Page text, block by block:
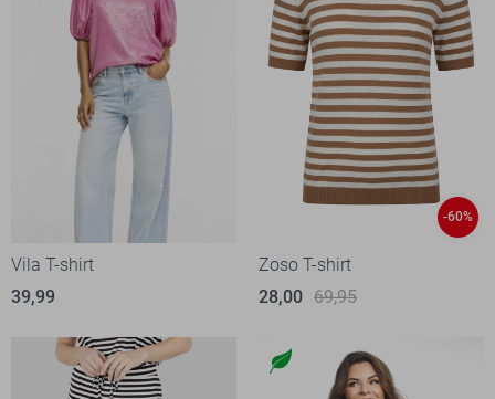
Vila T-shirt
39,99
-60%
Zoso T-shirt
28,00 69,95